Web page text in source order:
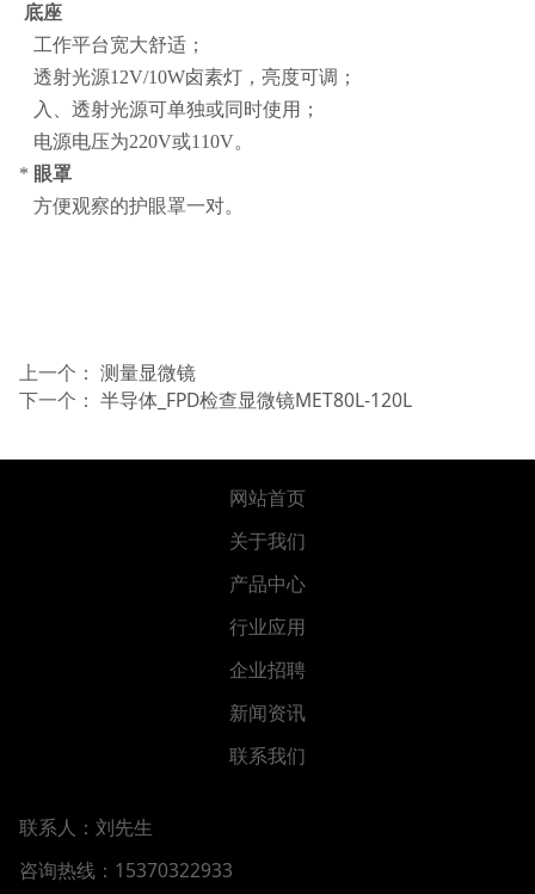
底座
工作平台宽大舒适；
透射光源12V/10W卤素灯，亮度可调；
入、透射光源可单独或同时使用；
电源电压为220V或110V。
* 眼罩
方便观察的护眼罩一对。
上一个： 测量显微镜
下一个： 半导体_FPD检查显微镜MET80L-120L
网站首页
关于我们
产品中心
行业应用
企业招聘
新闻资讯
联系我们
联系人：刘先生
咨询热线：15370322933